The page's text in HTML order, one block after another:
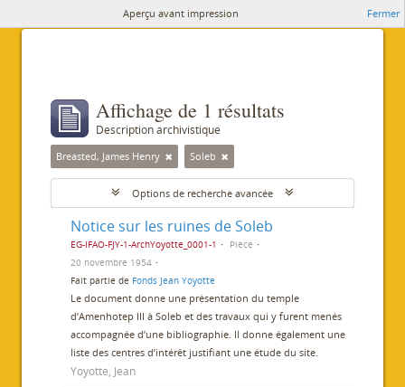
Aperçu avant impression Fermer
Affichage de 1 résultats
Description archivistique
Breasted, James Henry Soleb
Options de recherche avancée
Notice sur les ruines de Soleb
EG-IFAO-FJY-1-ArchYoyotte_0001-1
Pièce
20 novembre 1954
Fait partie de Fonds Jean Yoyotte
Le document donne une présentation du temple
d’Amenhotep III à Soleb et des travaux qui y furent menés
accompagnée d’une bibliographie. Il donne également une
liste des centres d’intérêt justifiant une étude du site.
Yoyotte, Jean